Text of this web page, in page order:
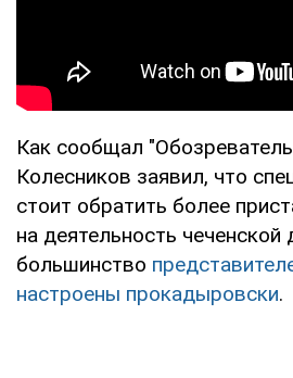
Как сообщал
Колесников заявил, что
стоит обратить более
на деятельность чеченской
большинство
настроены прокадыровски.